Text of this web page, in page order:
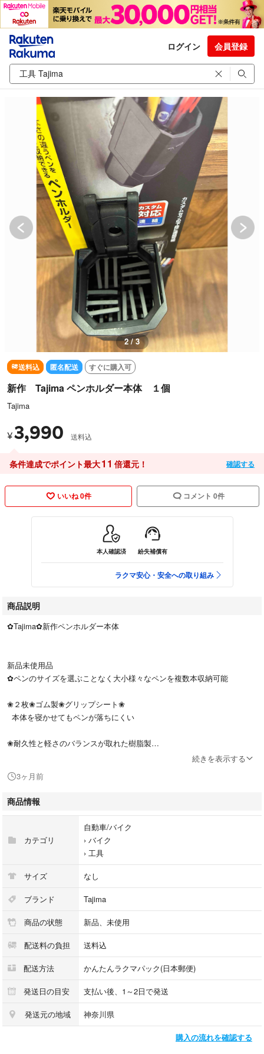
ログイン 会員登録
3 / 3
送料込 匿名配送 すぐに購入可
新作 Tajima ペンホルダー本体 １個
Tajima
¥3,990 送料込
条件達成でポイント最大11 倍還元！ 確認する
いいね 0件 コメント 0件
本人確認済 紛失補償有
ラクマ安心・安全への取り組み
商品説明
✿Tajima✿新作ペンホルダー本体
新品未使用品
✿ペンのサイズを選ぶことなく大小様々なペンを複数本収納可能
❀２枚❀ゴム製❀グリップシート❀
本体を寝かせてもペンが落ちにくい
❀耐久性と軽さのバランスが取れた樹脂製
セフ装着だけでなく対応セフホルダーにダイレクト連結も可能
✿取付総重量❀０．５ｋｇ以下
✿仕様✿
外寸❀H１４９×W６１×D７５mm
製品重量❀９５g
取付総重量❀０．５kg以下
本体❀樹脂
バネロック部❀ステンレス
続きを表示する
3ヶ月前
商品情報
カテゴリ
自動車/バイク
› バイク
› 工具
サイズ なし
ブランド Tajima
商品の状態 新品、未使用
配送料の負担 送料込
配送方法 かんたんラクマパック(日本郵便)
発送日の目安 支払い後、1～2日で発送
発送元の地域 神奈川県
購入の流れを確認する